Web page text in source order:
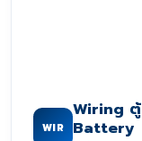
WIR
Wiring
Battery